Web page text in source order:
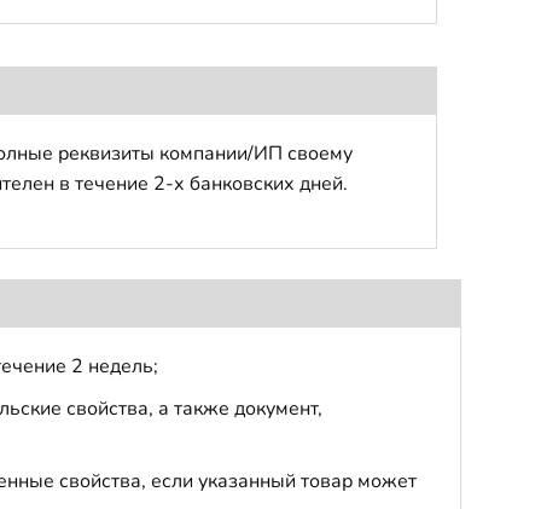
реквизиты компании/ИП своему
в течение 2-х банковских дней.
2 недель;
свойства, а также документ,
свойства, если указанный товар может